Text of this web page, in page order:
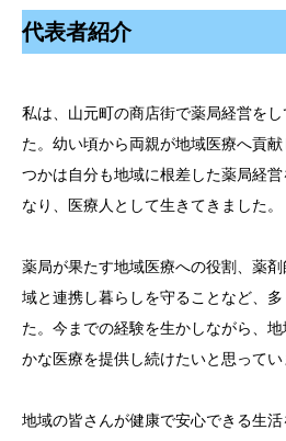
代表者紹介
私は、山元町の商店街で薬局経営を
た。幼い頃から両親が地域医療へ貢
つかは自分も地域に根差した薬局経
なり、医療人として生きてきました。
薬局が果たす地域医療への役割、薬
域と連携し暮らしを守ることなど、
た。今までの経験を生かしながら、
かな医療を提供し続けたいと思ってい
地域の皆さんが健康で安心できる生
会社案内
採用情報